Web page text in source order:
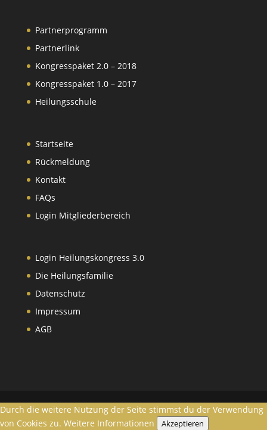
Partnerprogramm
Partnerlink
Kongresspaket 2.0 – 2018
Kongresspaket 1.0 – 2017
Heilungsschule
Startseite
Rückmeldung
Kontakt
FAQs
Login Mitgliederbereich
Login Heilungskongress 3.0
Die Heilungsfamilie
Datenschutz
Impressum
AGB
Durch die weitere Nutzung der Seite stimmst du der Verwendung
von Cookies zu. Weitere Informationen Akzeptieren